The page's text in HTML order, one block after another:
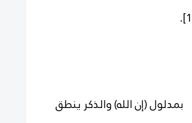
.
بمدلول (إن الله) والذكر ينطق